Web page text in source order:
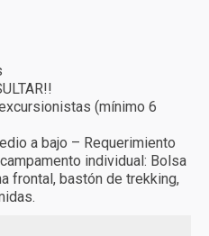
(mínimo 6
a bajo – Requerimiento
individual: Bolsa
frontal, bastón de trekking,